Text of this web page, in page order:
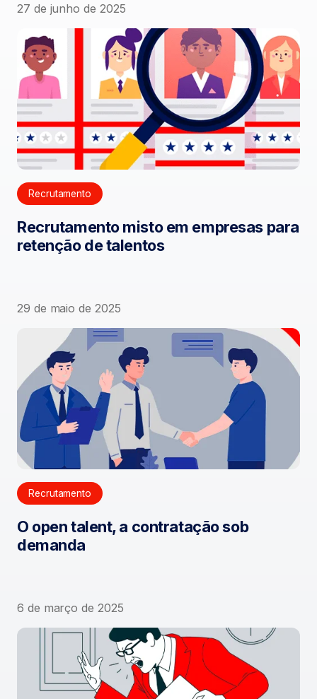
27 de junho de 2025
Recrutamento
Recrutamento misto em empresas para
retenção de talentos
29 de maio de 2025
Recrutamento
O open talent, a contratação sob
demanda
6 de março de 2025